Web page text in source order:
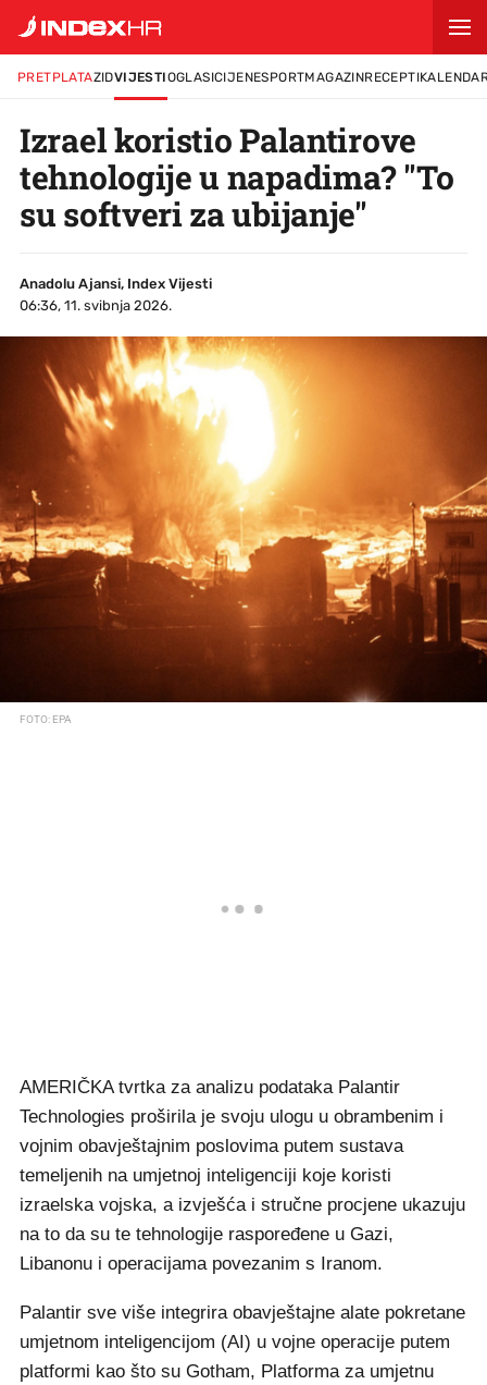
PRETPLATAZIDVIJESTIOGLASICIJENESPORTMAGAZINRECEPTI
Izrael koristio Palantirove
tehnologije u napadima? "To
su softveri za ubijanje"
Anadolu Ajansi, Index Vijesti
06:36, 11. svibnja 2026.
FOTO: EPA
AMERIČKA tvrtka za analizu podataka Palantir
Technologies proširila je svoju ulogu u obrambenim i
vojnim obavještajnim poslovima putem sustava
temeljenih na umjetnoj inteligenciji koje koristi
izraelska vojska, a izvješća i stručne procjene ukazuju
na to da su te tehnologije raspoređene u Gazi,
Libanonu i operacijama povezanim s Iranom.
Palantir sve više integrira obavještajne alate pokretane
umjetnom inteligencijom (AI) u vojne operacije putem
platformi kao što su Gotham, Platforma za umjetnu